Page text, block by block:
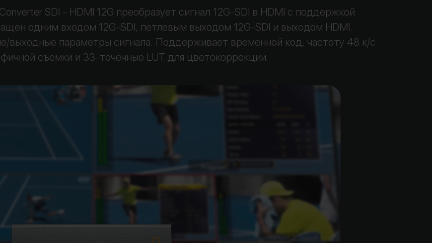
SDI - HDMI 12G преобразует сигнал 12G-SDI в HDMI с поддержкой
одним входом 12G-SDI, петлевым выходом 12G-SDI и выходом HDMI.
выходные параметры сигнала. Поддерживает временной код, частоту 48 к/с
съемки и 33-точечные LUT для цветокоррекции